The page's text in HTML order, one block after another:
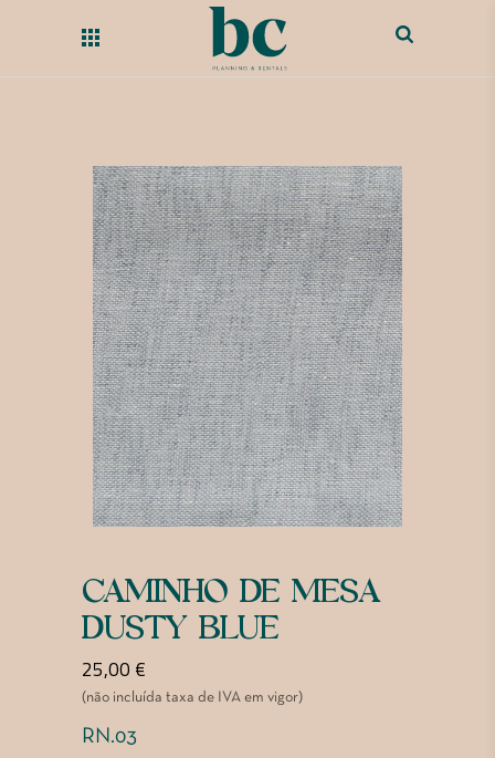
CAMINHO DE MESA
DUSTY BLUE
25,00 €
(não incluída taxa de IVA em vigor)
RN.03